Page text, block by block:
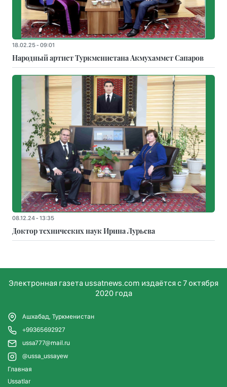
18.02.25 - 09:01
Народный артист Туркменистана Акмухаммет Сапаров
08.12.24 - 13:35
Доктор технических наук Ирина Лурьева
Электронная газета ussatnews.com издаётся с 7 октября
2020 года
Ашхабад, Туркменистан
+99365692927
ussa777@mail.ru
@ussa_ussayew
Главная
Ussatlar